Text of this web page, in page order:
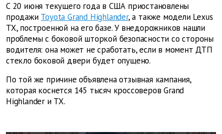
С 20 июня текущего года в США приостановлены
продажи Toyota Grand Highlander, а также модели Lexus
TX, построенной на его базе. У внедорожников нашли
проблемы с боковой шторкой безопасности со стороны
водителя: она может не сработать, если в момент ДТП
стекло боковой двери будет опущено.
По той же причине объявлена отзывная кампания,
которая коснется 145 тысяч кроссоверов Grand
Highlander и TX.